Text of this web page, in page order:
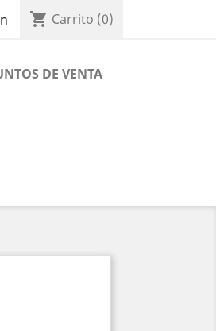
shopping_cart Carrito (0)
DE VENTA